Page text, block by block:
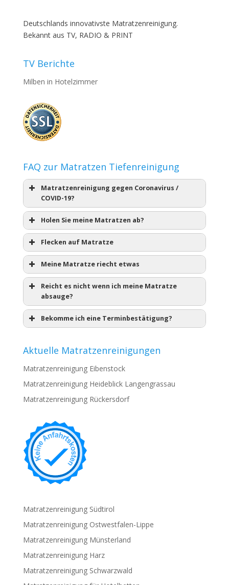
Deutschlands innovativste Matratzenreinigung.
Bekannt aus TV, RADIO & PRINT
TV Berichte
Milben in Hotelzimmer
FAQ zur Matratzen Tiefenreinigung
Matratzenreinigung gegen Coronavirus /
COVID-19?
Holen Sie meine Matratzen ab?
Flecken auf Matratze
Meine Matratze riecht etwas
Reicht es nicht wenn ich meine Matratze
absauge?
Bekomme ich eine Terminbestätigung?
Aktuelle Matratzenreinigungen
Matratzenreinigung Eibenstock
Matratzenreinigung Heideblick Langengrassau
Matratzenreinigung Rückersdorf
Matratzenreinigung Südtirol
Matratzenreinigung Ostwestfalen-Lippe
Matratzenreinigung Münsterland
Matratzenreinigung Harz
Matratzenreinigung Schwarzwald